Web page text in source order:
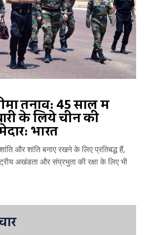
तनाव: 45 साल में
के लिये चीन की
भारत
और शांति बनाए रखने के लिए प्रतिबद्ध हैं,
अखंडता और संप्रभुता की रक्षा के लिए भी